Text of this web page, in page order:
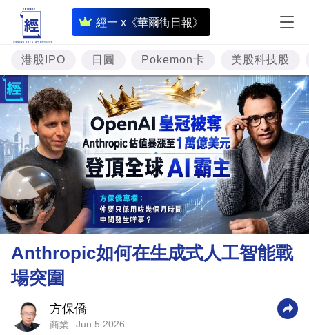
經一 x《華爾街日報》
即
時
財
經
題
投
資
樓
市
理
財
科
港股IPO 日圓 Pokemon卡 美股科技股
Anthropic如何在生成式人工智能戰
場突圍
方保僑
商業 Jun 5 2026